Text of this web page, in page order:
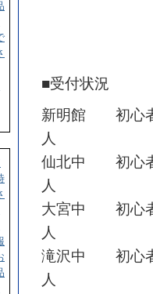
■受付状況
新明館 初心者
人
仙北中 初心者
人
大宮中 初心者
人
滝沢中 初心者
人